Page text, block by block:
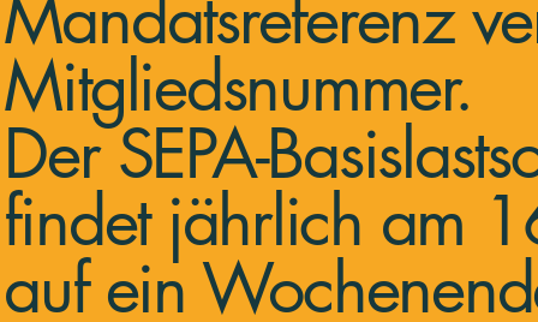
Mandatsreferenz
Mitgliedsnummer.
Der SEPA-
findet jährlich am
auf ein